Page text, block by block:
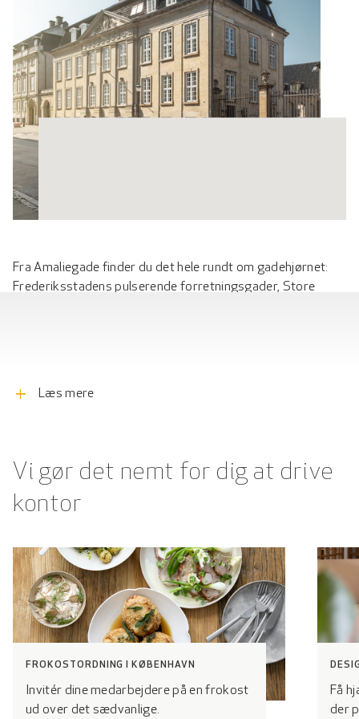
Fra Amaliegade finder du det hele rundt om gadehjørnet:
Frederiksstadens pulserende forretningsgader, Store
Jeudans p-anlæg under Kvæsthusbroen kun er en
add Læs mere
Vi gør det nemt for dig at drive
kontor
FROKOSTORDNING I KØBENHAVN
Invitér dine medarbejdere på en frokost
ud over det sædvanlige.
Få
der